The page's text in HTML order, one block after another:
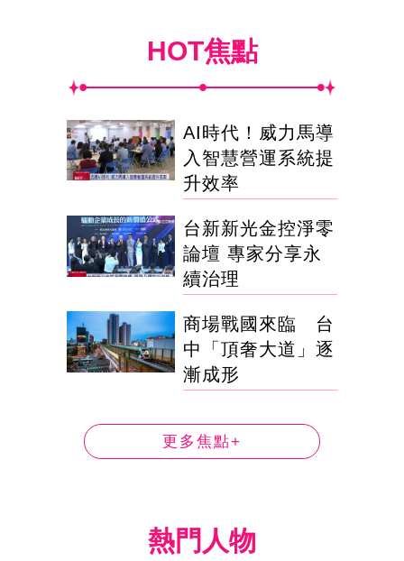
HOT焦點
AI時代！威力馬導
入智慧營運系統提
升效率
台新新光金控淨零
論壇 專家分享永
續治理
商場戰國來臨 台
中「頂奢大道」逐
漸成形
更多焦點+
熱門人物